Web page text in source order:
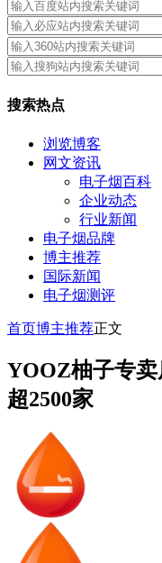
搜索热点
浏览博客
网文资讯
电子烟百科
企业动态
行业新闻
电子烟品牌
博主推荐
国际新闻
电子烟测评
首页博主推荐正文
YOOZ柚子专
超2500家